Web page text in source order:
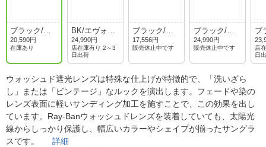
ブラック/ブ
ルー
20,590円
在庫あり
BK/エヴォル
ヴフォトブラ
ウン to ダー
クブラウン
24,990円
店在庫有り 2～3
日出荷
ブラック/エ
ヴォルヴフォ
トイエロー to
17,556円
販売休止中です
ブラック/エ
ヴォルヴフォ
トグリーン to
24,990円
販売休止中です
ブ
ヴ
ト
ブ
店
日
ウォッシュド遮光レンズは特殊な仕上げが特徴的で、「洗いざら
し」または「ビンテージ」なルックを演出します。フェードや染の
レンズ表面に軽いサンディング加工を施すことで、この効果を出し
ています。Ray-Banウォッシュドレンズを装着していても、太陽光
線からしっかり保護し、幅広いカラーやシェイプが揃ったサングラ
スです。 詳細